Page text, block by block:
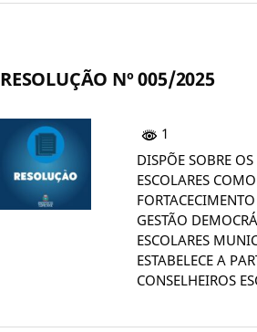
RESOLUÇÃO Nº 005/2025
1
DISPÕE SOBRE
ESCOLARES
GESTÃO
ESCOLARES
ESTABELECE A
CONSELHEIROS